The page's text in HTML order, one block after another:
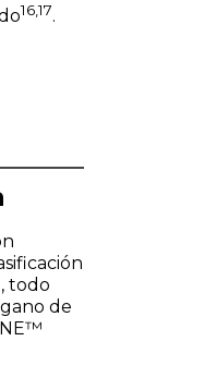
16,17.
todo
de